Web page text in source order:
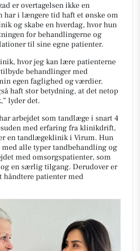
er overtagelsen ikke en
i længere tid haft et ønske om
og skabe en hverdag, hvor hun
for behandlingerne og
til sine egne patienter.
hvor jeg kan lære patienterne
behandlinger med
egen faglighed og værdier.
haft stor betydning, at det netop
lyder det.
arbejdet som tandlæge i snart 4
med erfaring fra klinikdrift,
en tandlægeklinik i Virum. Hun
alle typer tandbehandling og
med omsorgspatienter, som
en særlig tilgang. Derudover er
håndtere patienter med